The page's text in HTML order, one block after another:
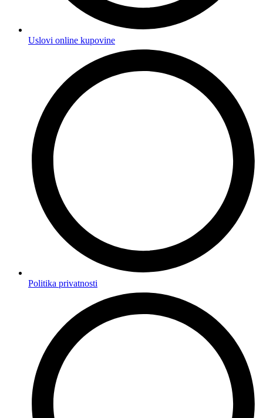
Uslovi online kupovine
Politika privatnosti